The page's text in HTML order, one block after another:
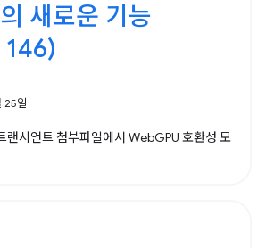
새로운 기능
일
랜시언트 첨부파일에서 WebGPU 호환성 모